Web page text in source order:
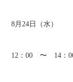
8月24日（水）
12：00 〜 14：